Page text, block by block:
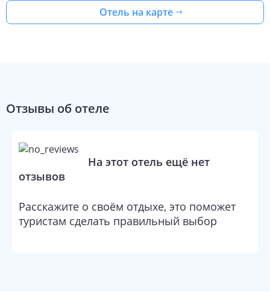
Отель на карте
Отзывы об отеле
На этот отель ещё нет
отзывов
Расскажите о своём отдыхе, это поможет
туристам сделать правильный выбор